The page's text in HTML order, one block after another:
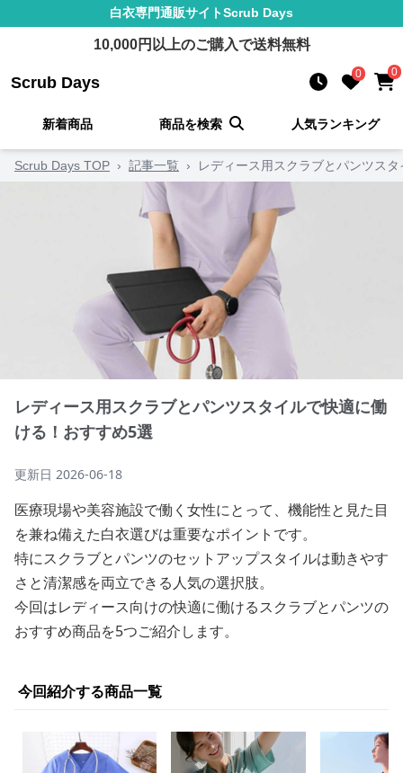
白衣専門通販サイトScrub Days
10,000円以上のご購入で送料無料
Scrub Days 0 0
新着商品 商品を検索 人気ランキング
Scrub Days TOP › 記事一覧 › レディース用スクラブとパンツス
レディース用スクラブとパンツスタイルで快適に働
ける！おすすめ5選
更新日 2026-06-18
医療現場や美容施設で働く女性にとって、機能性と見た目
を兼ね備えた白衣選びは重要なポイントです。
特にスクラブとパンツのセットアップスタイルは動きやす
さと清潔感を両立できる人気の選択肢。
今回はレディース向けの快適に働けるスクラブとパンツの
おすすめ商品を5つご紹介します。
今回紹介する商品一覧